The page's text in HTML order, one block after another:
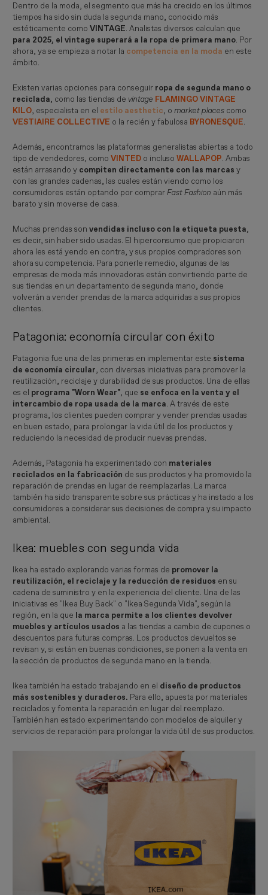
Dentro de la moda, el segmento que más ha crecido en los últimos
tiempos ha sido sin duda la segunda mano, conocido más
estéticamente comoVINTAGE. Analistas diversos calculan que
para 2025, el vintage superará a la ropa de primera mano. Por
ahora, ya se empieza a notar la competencia en la moda en este
ámbito.
Existen varias opciones para conseguir ropa de segunda mano o
reciclada, como las tiendas de vintage FLAMINGO VINTAGE
KILO, especialista en el estilo aesthetic, omarket places como
VESTIAIRE COLLECTIVE o la recién y fabulosa BYRONESQUE.
Además, encontramos las plataformas generalistas abiertas a todo
tipo de vendedores, comoVINTED o inclusoWALLAPOP. Ambas
están arrasando y compiten directamente con las marcas y
con las grandes cadenas, las cuales están viendo como los
consumidores están optando por comprarFast Fashion aún más
barato y sin moverse de casa.
Muchas prendas sonvendidas incluso con la etiqueta puesta,
es decir, sin haber sido usadas. El hiperconsumo que propiciaron
ahora les está yendo en contra, y sus propios compradores son
ahora su competencia. Para ponerle remedio, algunas de las
empresas de moda más innovadoras están convirtiendo parte de
sus tiendas en un departamento de segunda mano, donde
volverán a vender prendas de la marca adquiridas a sus propios
clientes.
Patagonia: economía circular con éxito
Patagonia fue una de las primeras en implementar este sistema
de economía circular, con diversas iniciativas para promover la
reutilización, reciclaje y durabilidad de sus productos. Una de ellas
es el programa "Worn Wear", que se enfoca en la venta y el
intercambio de ropa usada de la marca. A través de este
programa, los clientes pueden comprar y vender prendas usadas
en buen estado, para prolongar la vida útil de los productos y
reduciendo la necesidad de producir nuevas prendas.
Además, Patagonia ha experimentado con materiales
reciclados en la fabricación de sus productos y ha promovido la
reparación de prendas en lugar de reemplazarlas. La marca
también ha sido transparente sobre sus prácticas y ha instado a los
consumidores a considerar sus decisiones de compra y su impacto
ambiental.
Ikea: muebles con segunda vida
Ikea ha estado explorando varias formas de promover la
reutilización, el reciclaje y la reducción de residuos en su
cadena de suministro y en la experiencia del cliente. Una de las
iniciativas es "Ikea Buy Back" o "Ikea Segunda Vida", según la
región, en la que la marca permite a los clientes devolver
muebles y artículos usados a las tiendas a cambio de cupones o
descuentos para futuras compras. Los productos devueltos se
revisan y, si están en buenas condiciones, se ponen a la venta en
la sección de productos de segunda mano en la tienda.
Ikea también ha estado trabajando en el diseño de productos
más sostenibles y duraderos. Para ello, apuesta por materiales
reciclados y fomenta la reparación en lugar del reemplazo.
También han estado experimentando con modelos de alquiler y
servicios de reparación para prolongar la vida útil de sus productos.